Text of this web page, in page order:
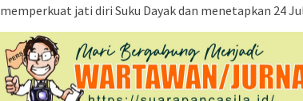
memperkuat jati diri Suku Dayak dan menetapkan 24